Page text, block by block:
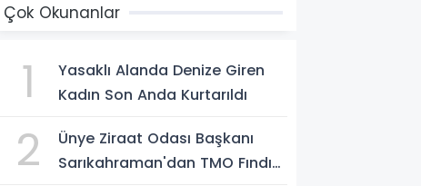
Çok Okunanlar
1
Yasaklı Alanda Denize Giren
Kadın Son Anda Kurtarıldı
2
Ünye Ziraat Odası Başkanı
Sarıkahraman'dan TMO Fındık